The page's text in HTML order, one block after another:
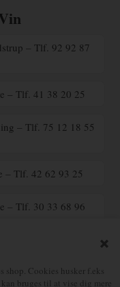
Cookies husker f.eks
bruges til at vise dig mere
– Tlf. 92 92 87
– Tlf. 41 38 20 25
– Tlf. 75 12 18 55
– Tlf. 42 62 93 25
– Tlf. 30 33 68 96